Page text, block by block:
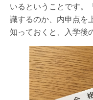
いるということです。
識するのか、内申点を
知っておくと、入学後